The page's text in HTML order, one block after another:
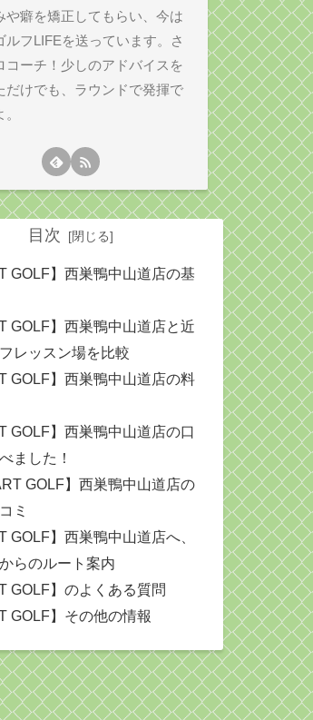
や癖を矯正してもらい、今は
ルフLIFEを送っています。さ
コーチ！少しのアドバイスを
だけでも、ラウンドで発揮で
目次
GOLF】西巣鴨中山道店の基
GOLF】西巣鴨中山道店と近
レッスン場を比較
GOLF】西巣鴨中山道店の料
GOLF】西巣鴨中山道店の口
ました！
GOLF】西巣鴨中山道店の
ミ
GOLF】西巣鴨中山道店へ、
らのルート案内
GOLF】のよくある質問
GOLF】その他の情報